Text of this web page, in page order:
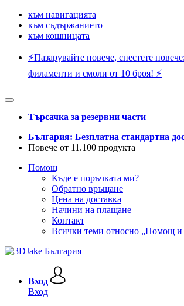
към навигацията
към съдържанието
към кошницата
⚡️Пазарувайте повече, спестете
филаменти и смоли от 10 броя! ⚡️
Търсачка за резервни части
България: Безплатна стандартна
Повече от 11.100 продукта
Помощ
Къде е поръчката ми?
Обратно връщане
Цена на доставка
Начини на плащане
Контакт
Всички теми относно „Помощ и
Вход
Вход